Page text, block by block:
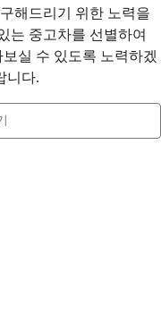
해드리기 위한 노력을
는 중고차를 선별하여
실 수 있도록 노력하겠
니다.